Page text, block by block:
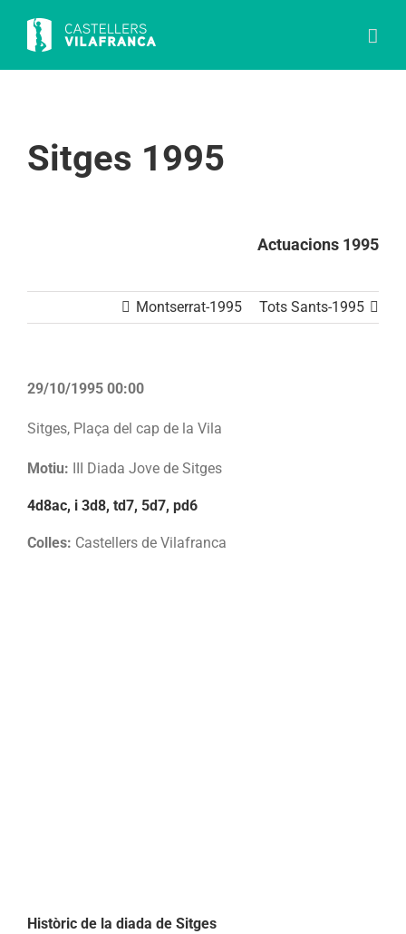
content
Sitges 1995
Actuacions 1995
Montserrat-1995 Tots Sants-1995
29/10/1995 00:00
Sitges, Plaça del cap de la Vila
Motiu: III Diada Jove de Sitges
4d8ac, i 3d8, td7, 5d7, pd6
Colles: Castellers de Vilafranca
Històric de la diada de Sitges